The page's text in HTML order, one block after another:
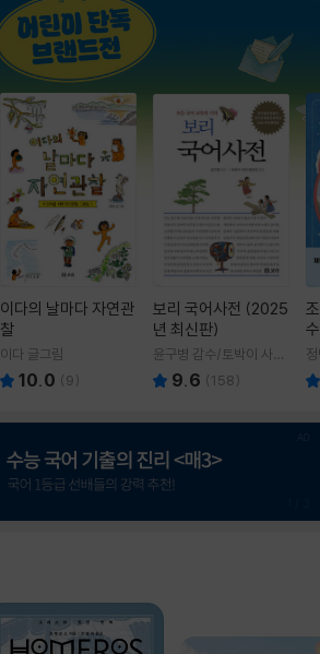
이다의 날마다 자연관
찰
이다 글그림
10.0 (9)
보리 국어사전 (2025
년 최신판)
윤구병 감수/토박이 사전
편찬실 편
9.6 (158)